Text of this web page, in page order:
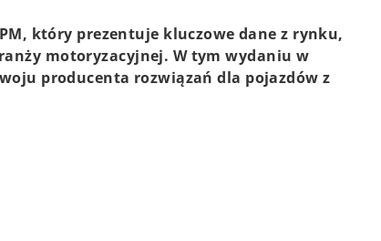
który prezentuje kluczowe dane z rynku,
motoryzacyjnej. W tym wydaniu w
producenta rozwiązań dla pojazdów z